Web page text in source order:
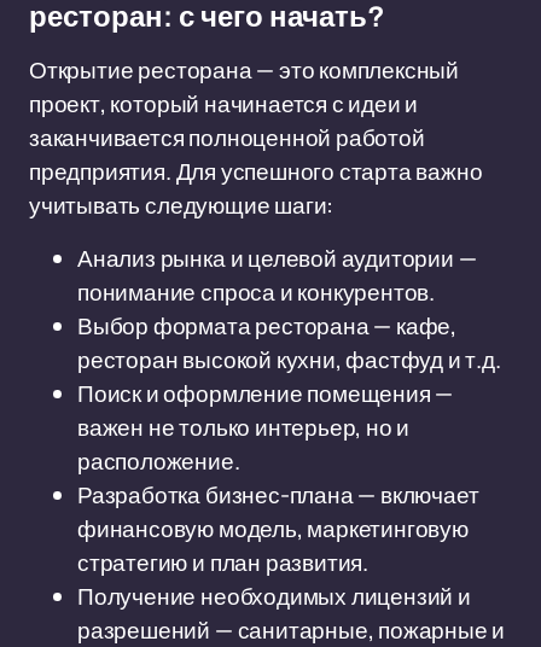
ресторан: с чего начать?
Открытие ресторана — это комплексный
проект, который начинается с идеи и
заканчивается полноценной работой
предприятия. Для успешного старта важно
учитывать следующие шаги:
Анализ рынка и целевой аудитории —
понимание спроса и конкурентов.
Выбор формата ресторана — кафе,
ресторан высокой кухни, фастфуд и т.д.
Поиск и оформление помещения —
важен не только интерьер, но и
расположение.
Разработка бизнес-плана — включает
финансовую модель, маркетинговую
стратегию и план развития.
Получение необходимых лицензий и
разрешений — санитарные, пожарные и